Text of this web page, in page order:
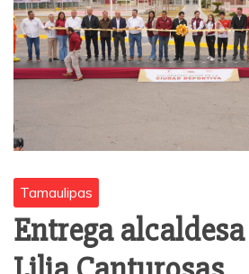
Tamaulipas
Entrega